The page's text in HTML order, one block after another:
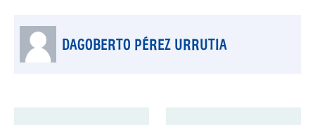
DAGOBERTO PÉREZ URRUTIA